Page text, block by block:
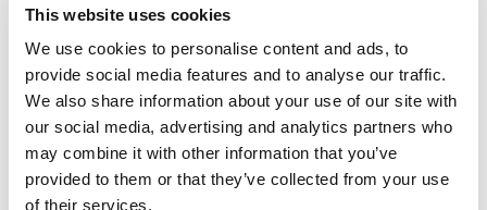
This website uses cookies
We use cookies to personalise content and ads, to
provide social media features and to analyse our traffic.
We also share information about your use of our site with
our social media, advertising and analytics partners who
may combine it with other information that you’ve
provided to them or that they’ve collected from your use
of their services.
CHI È L’AUTORE
Spoki Team
Conversational software experts